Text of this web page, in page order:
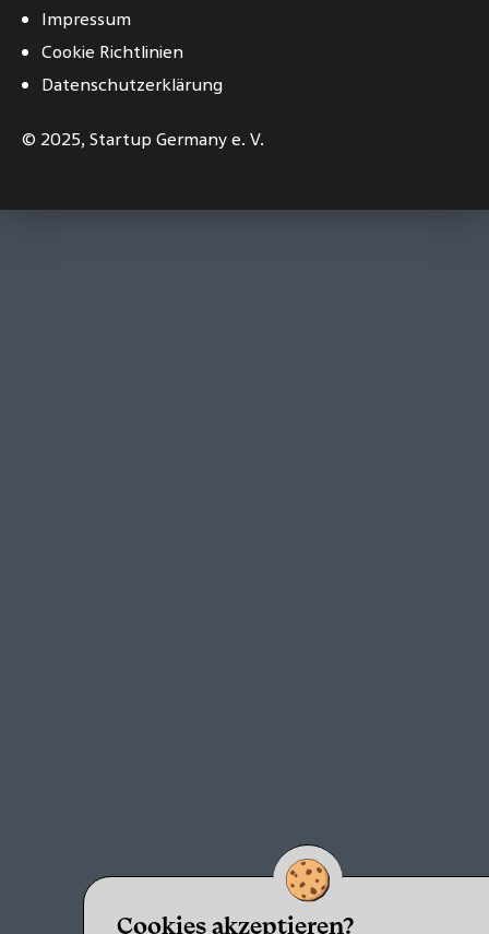
Impressum
Cookie Richtlinien
Datenschutzerklärung
© 2025,Startup Germany e. V.
Cookies akzeptieren?